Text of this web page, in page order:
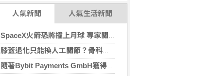
人氣新聞 人氣生活新聞
SpaceX火箭恐將撞上月球 專家關注衝擊後果
膝蓋退化只能換人工關節？骨科醫師解析「退化性關節炎」治療評估
隨著Bybit Payments GmbH獲得電子貨幣機構牌照，Bybit.eu進一步拓展其在歐洲的業務布局